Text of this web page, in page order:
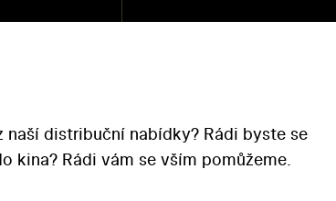
distribuční nabídky? Rádi byste se
kina? Rádi vám se vším pomůžeme.